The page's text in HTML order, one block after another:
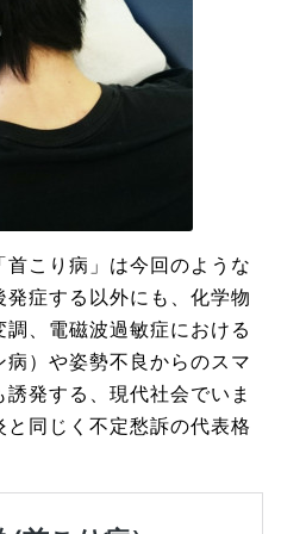
こり病」は今回のような
症する以外にも、化学物
、電磁波過敏症における
）や姿勢不良からのスマ
発する、現代社会でいま
同じく不定愁訴の代表格